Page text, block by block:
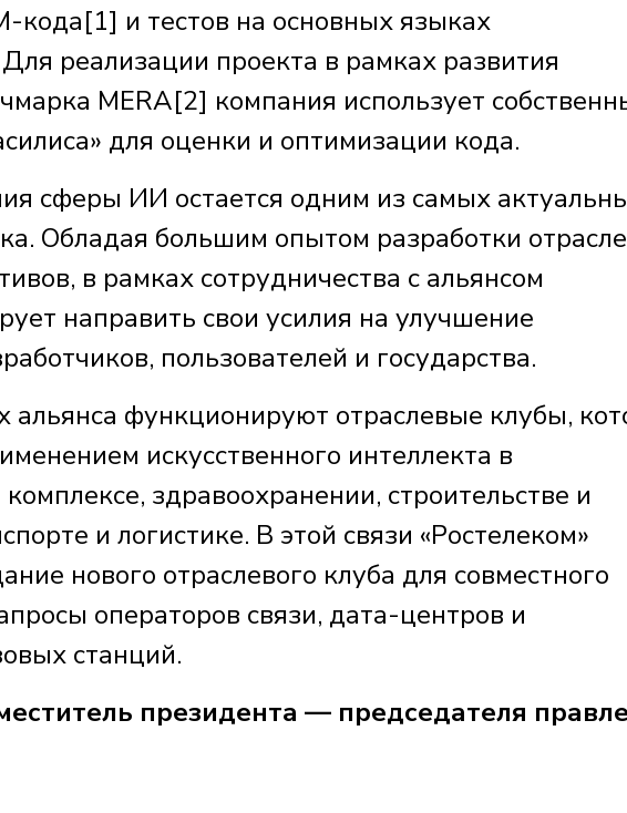
кода[1] и тестов на основных языках
реализации проекта в рамках развития
MERA[2] компания использует
для оценки и оптимизации кода.
сферы ИИ остается одним из самых
Обладая большим опытом разработки
в рамках сотрудничества с альянсом
направить свои усилия на улучшение
пользователей и государства.
альянса функционируют отраслевые клубы,
искусственного интеллекта в
здравоохранении, строительстве и
и логистике. В этой связи «Ростелеком»
нового отраслевого клуба для совместного
операторов связи, дата-центров и
станций.
президента — председателя